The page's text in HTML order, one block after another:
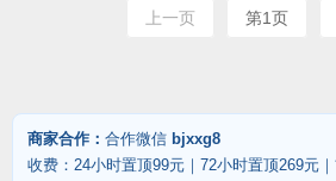
上一页 第1页
商家合作： 合作微信 bjxxg8
收费：24小时置顶99元｜72小时置顶269元